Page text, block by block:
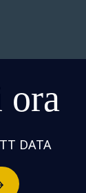
ora
DATA